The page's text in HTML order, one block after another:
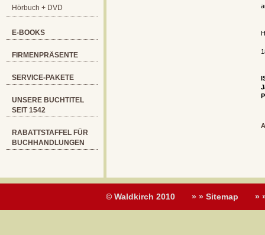
Hörbuch + DVD
E-BOOKS
FIRMENPRÄSENTE
SERVICE-PAKETE
UNSERE BUCHTITEL
SEIT 1542
RABATTSTAFFEL FÜR
BUCHHANDLUNGEN
© Waldkirch 2010 » » Sitemap »